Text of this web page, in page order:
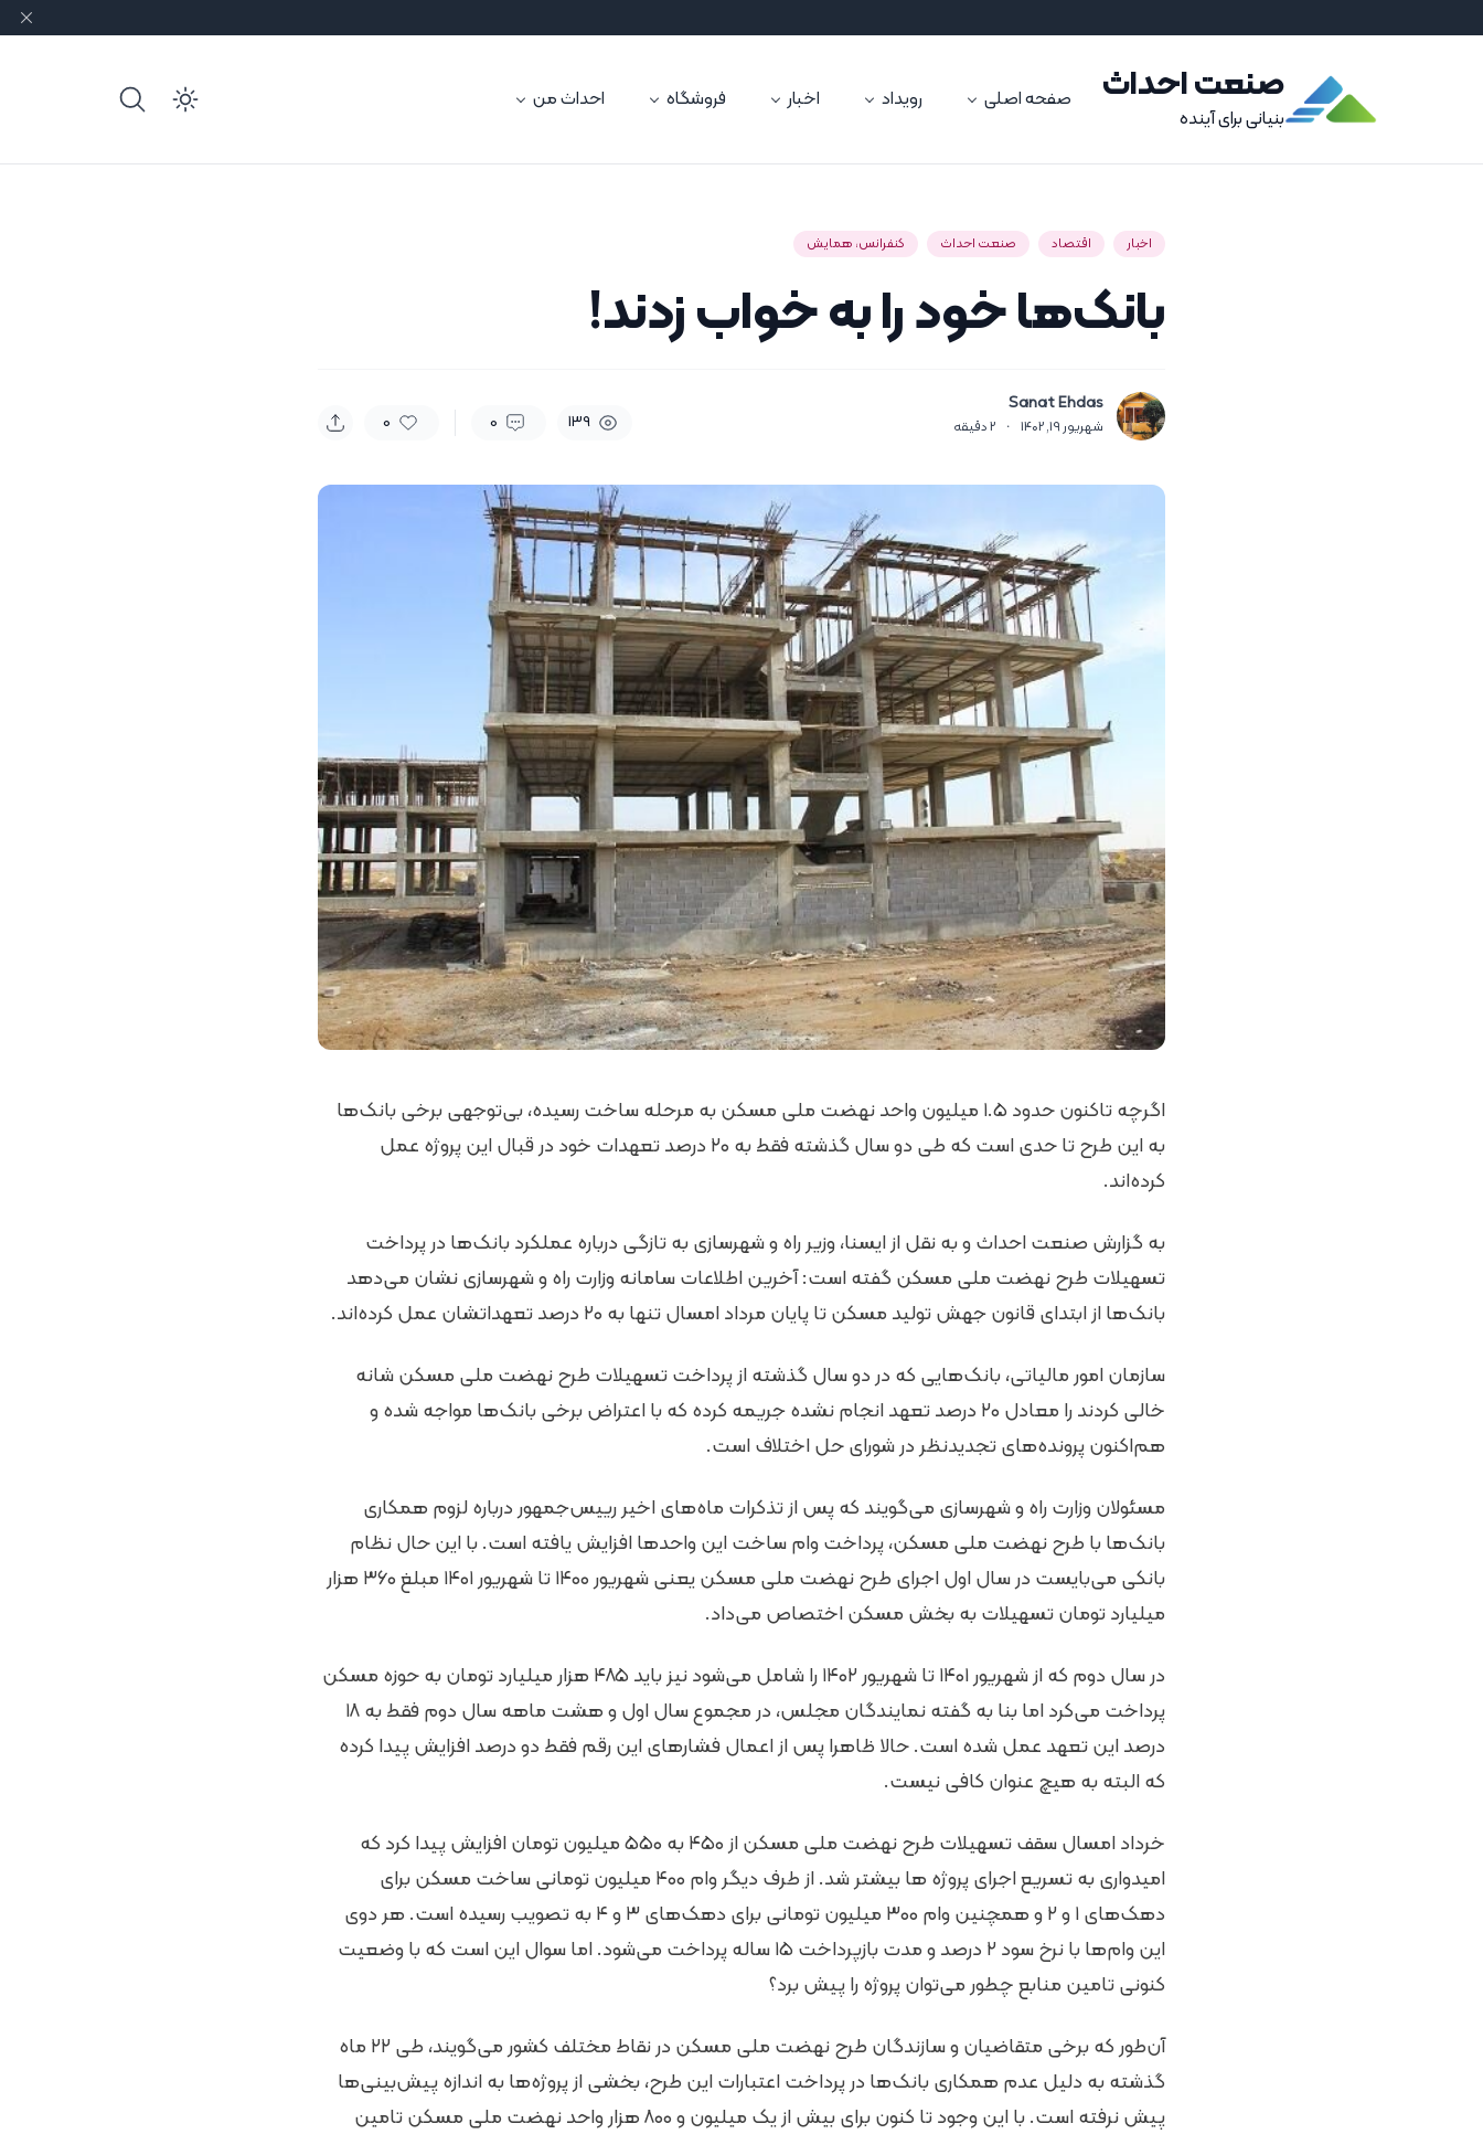
صنعت احداث
بنیانی برای آینده
صفحه اصلی رویداد اخبار فروشگاه احداث من dark mode
اخبار اقتصاد صنعت احداث کنفرانس، همایش
بانک‌ها خود را به خواب زدند!
Sanat Ehdas
شهریور 19, 1402 ·
2دقیقه 139
0
0
اگرچه تاکنون حدود ۱.۵ میلیون واحد نهضت ملی مسکن به مرحله ساخت رسیده، بی‌توجهی برخی بانک‌ها
به این طرح تا حدی است که طی دو سال گذشته فقط به ۲۰ درصد تعهدات خود در قبال این پروژه عمل
کرده‌اند.
به گزارش صنعت احداث و به نقل از ایسنا، وزیر راه و شهرسازی به تازگی درباره عملکرد بانک‌ها در پرداخت
تسهیلات طرح نهضت ملی مسکن گفته است: آخرین اطلاعات سامانه وزارت راه و شهرسازی نشان می‌دهد
بانک‌ها از ابتدای قانون جهش تولید مسکن تا پایان مرداد امسال تنها به ۲۰ درصد تعهداتشان عمل کرده‌اند.
سازمان امور مالیاتی، بانک‌هایی که در دو سال گذشته از پرداخت تسهیلات طرح نهضت ملی مسکن شانه
خالی کردند را معادل ۲۰ درصد تعهد انجام نشده جریمه کرده که با اعتراض برخی بانک‌ها مواجه شده و
هم‌اکنون پرونده‌های تجدیدنظر در شورای حل اختلاف است.
مسئولان وزارت راه و شهرسازی می‌گویند که پس از تذکرات ماه‌های اخیر رییس‌جمهور درباره لزوم همکاری
بانک‌ها با طرح نهضت ملی مسکن، پرداخت وام ساخت این واحدها افزایش یافته است. با این حال نظام
بانکی می‌بایست در سال اول اجرای طرح نهضت ملی مسکن یعنی شهریور ۱۴۰۰ تا شهریور ۱۴۰۱ مبلغ ۳۶۰ هزار
میلیارد تومان تسهیلات به بخش مسکن اختصاص می‌داد.
در سال دوم که از شهریور ۱۴۰۱ تا شهریور ۱۴۰۲ را شامل می‌شود نیز باید ۴۸۵ هزار میلیارد تومان به حوزه مسکن
پرداخت می‌کرد اما بنا به گفته‌ نمایندگان مجلس، در مجموع سال اول و هشت ماهه سال دوم فقط به ۱۸
درصد این تعهد عمل شده است. حالا ظاهرا پس از اعمال فشارهای این رقم فقط دو درصد افزایش پیدا کرده
که البته به هیچ عنوان کافی نیست.
خرداد امسال سقف تسهیلات طرح نهضت ملی مسکن از ۴۵۰ به ۵۵۰ میلیون تومان افزایش پیدا کرد که
امیدواری به تسریع اجرای پروژه ها بیشتر شد. از طرف دیگر وام ۴۰۰ میلیون تومانی ساخت مسکن برای
دهک‌های ۱ و ۲ و همچنین وام ۳۰۰ میلیون تومانی برای دهک‌های ۳ و ۴ به تصویب رسیده است. هر دوی
این وام‌ها با نرخ سود ۲ درصد و مدت بازپرداخت ۱۵ ساله پرداخت می‌شود. اما سوال این است که با وضعیت
کنونی تامین منابع چطور می‌توان پروژه را پیش برد؟
آن‌طور که برخی متقاضیان و سازندگان طرح نهضت ملی مسکن در نقاط مختلف کشور می‌گویند، طی ۲۲ ماه
گذشته به دلیل عدم همکاری بانک‌ها در پرداخت اعتبارات این طرح، بخشی از پروژه‌ها به اندازه پیش‌بینی‌ها
پیش نرفته است. با این وجود تا کنون برای بیش از یک میلیون و ۸۰۰ هزار واحد نهضت ملی مسکن تامین